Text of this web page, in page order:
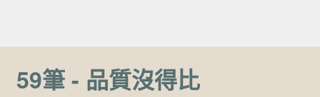
59筆 - 品質沒得比